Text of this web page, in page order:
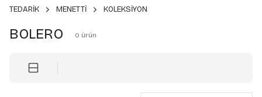
TEDARİK MENETTİ KOLEKSİYON
BOLERO 0 ürün